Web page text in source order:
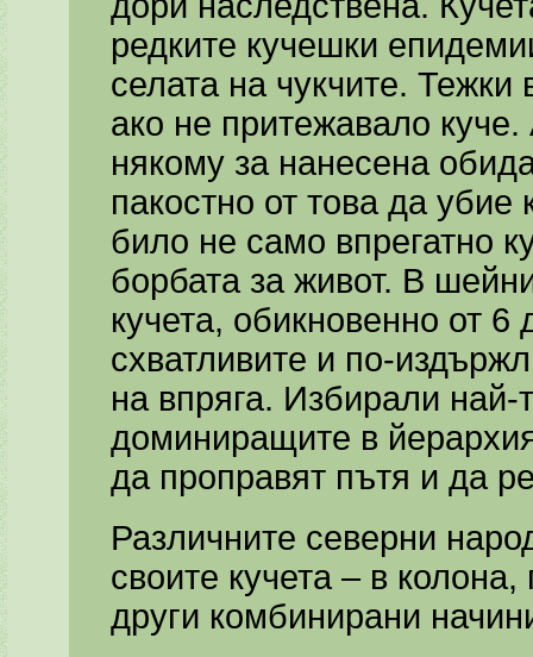
редките кучешки
селата на чукчите.
ако не притежавало
някому за нанесена
пакостно от това да убие
било не само впрегатно
борбата за живот. В
кучета, обикновенно от
схватливите и по-
на впряга. Избирали най-
доминиращите в
да проправят пътя и да
Различните северни
своите кучета – в
други комбинирани